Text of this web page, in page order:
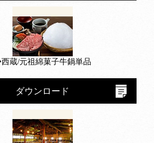
蔵/元祖綿菓子牛鍋単品
ダウンロード